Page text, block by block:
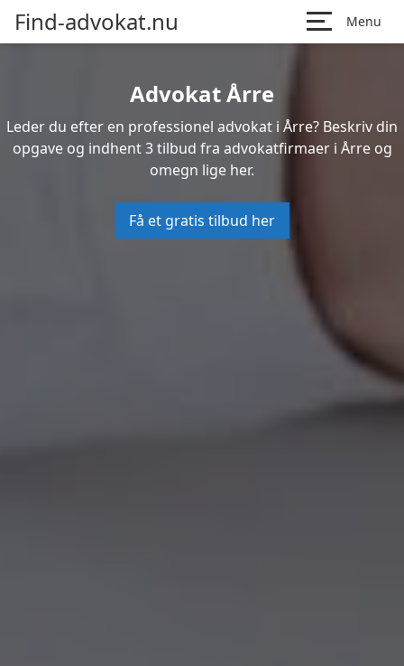
Find-advokat.nu Menu
Advokat Årre
Leder du efter en professionel advokat i Årre? Beskriv din
opgave og indhent 3 tilbud fra advokatfirmaer i Årre og
omegn lige her.
Få et gratis tilbud her